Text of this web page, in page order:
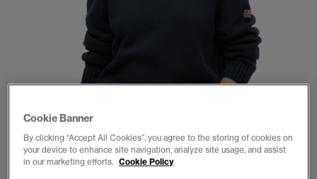
2 3 4
Cookie Banner
By clicking “Accept All Cookies”, you agree to the storing of cookies on
your device to enhance site navigation, analyze site usage, and assist
in our marketing efforts. Cookie Policy